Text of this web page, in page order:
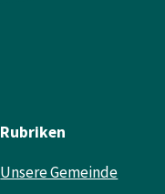
Rubriken
Unsere Gemeinde